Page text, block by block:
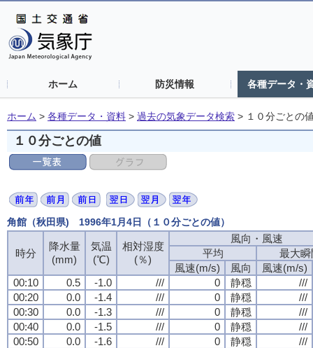
ホーム 防災情報 各種データ・
ホーム > 各種データ・資料 > 過去の気象データ検索 > １０分ごとの
１０分ごとの値
角館（秋田県) 1996年1月4日（１０分ごとの値）
時分
降水量
(mm)
気温
(℃)
相対湿度
(％)
風向・風速
平均
最大瞬
風速(m/s)
風向
風速(m/s)
00:10
0.5 -1.0 /// 0 静穏
///
00:20
0.0 -1.4 /// 0 静穏
///
00:30
0.0 -1.3 /// 0 静穏
///
00:40
0.0 -1.5 /// 0 静穏
///
00:50
0.0 -1.6 /// 0 静穏
///